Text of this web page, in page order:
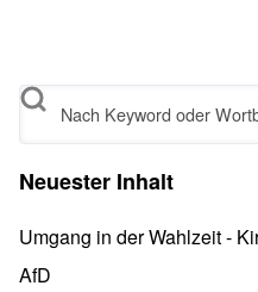
Search
Neuester Inhalt
Umgang in der Wahlzeit -
AfD